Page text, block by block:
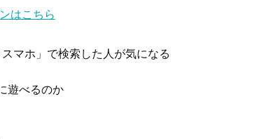
はこちら
マホ」で検索した人が気になる
遊べるのか